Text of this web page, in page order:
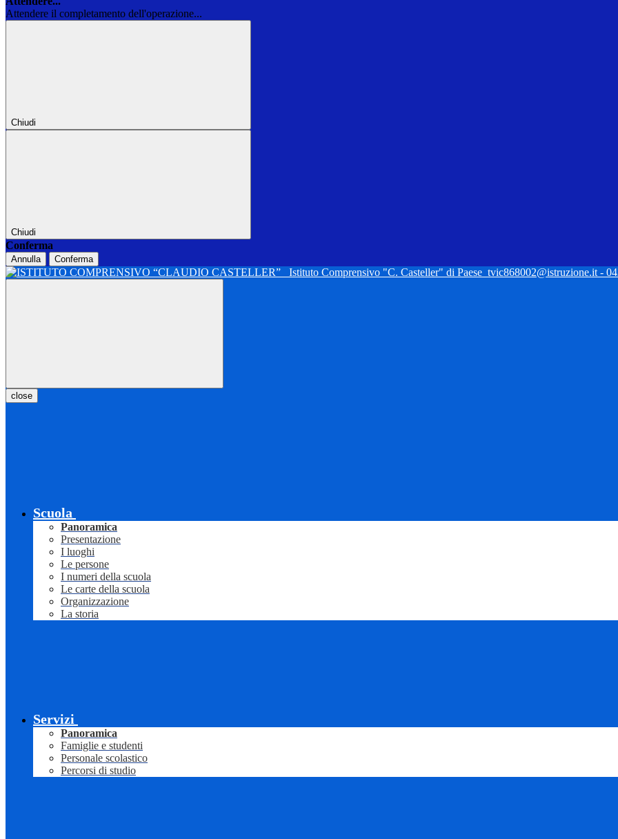
Attendere il completamento dell'operazione...
Chiudi
Chiudi
Conferma
Annulla Conferma
Istituto Comprensivo "C. Casteller" di Paese tvic868002@istruzione.it -
close
Scuola
Panoramica
Presentazione
I luoghi
Le persone
I numeri della scuola
Le carte della scuola
Organizzazione
La storia
Servizi
Panoramica
Famiglie e studenti
Personale scolastico
Percorsi di studio